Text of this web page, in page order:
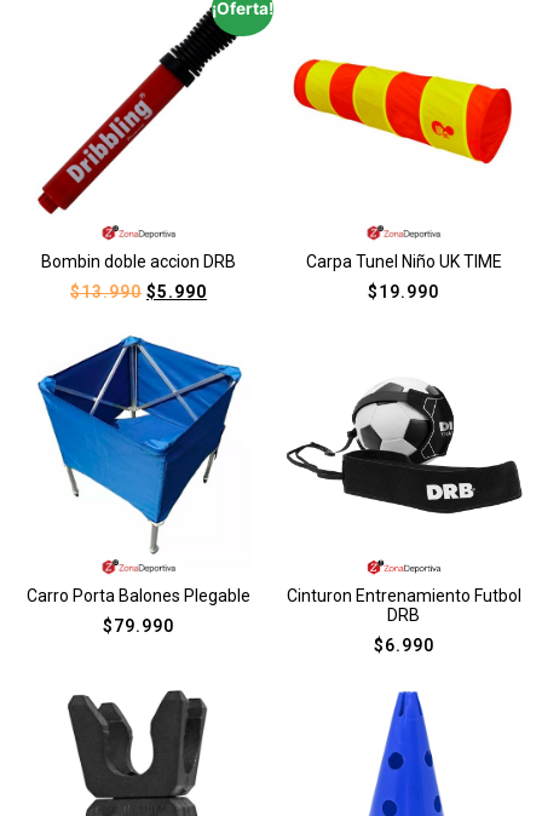
¡Oferta!
Bombin doble accion DRB
$13.990 $5.990
Carpa Tunel Niño UK TIME
$19.990
Carro Porta Balones Plegable
$79.990
Cinturon Entrenamiento Futbol
DRB
$6.990